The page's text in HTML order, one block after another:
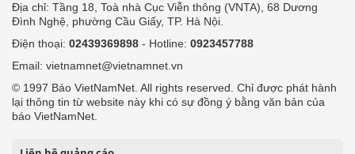
Địa chỉ: Tầng 18, Toà nhà Cục Viễn thông (VNTA), 68 Dương
Đình Nghệ, phường Cầu Giấy, TP. Hà Nội.
Điện thoại: 02439369898 - Hotline: 0923457788
Email: vietnamnet@vietnamnet.vn
© 1997 Báo VietNamNet. All rights reserved. Chỉ được phát hành
lại thông tin từ website này khi có sự đồng ý bằng văn bản của
báo VietNamNet.